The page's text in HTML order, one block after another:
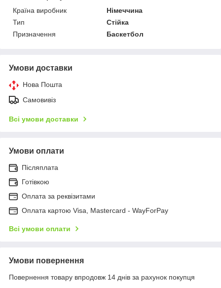
Країна виробник
Німеччина
Тип
Стійка
Призначення
Баскетбол
Умови доставки
Нова Пошта
Самовивіз
Всі умови доставки
Умови оплати
Післяплата
Готівкою
Оплата за реквізитами
Оплата картою Visa, Mastercard - WayForPay
Всі умови оплати
Умови повернення
Повернення товару впродовж 14 днів за рахунок покупця